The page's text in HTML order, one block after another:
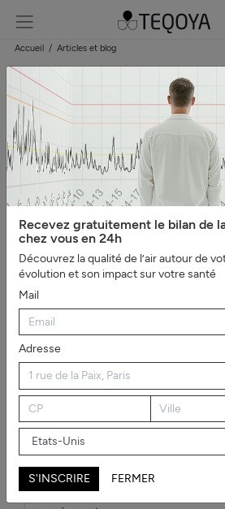
Accueil Articles et blog
Blog : guide de la qualité
Catégories
#Tout afficher
#Bien-être, sommeil et
négatifs
#L'essentiel #Guide du
de l'air
#Asthme et
allergies
#Véhicules #Evénements
bactéries et moisissures
#Mauvaises
productivité au travail
Purificateur d'air cuisine :
Recevez gratuitement le bilan de
chez vous en 24h
Découvrez la qualité de l’air autour de
évolution et son impact sur votre santé
Mail
Adresse
S'INSCRIRE FERMER